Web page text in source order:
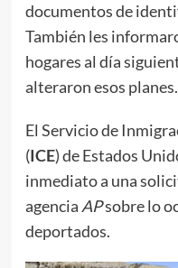
documentos de
También les
hogares al día
alteraron esos planes.
El Servicio de
(ICE) de Estados
inmediato a una
agenciaAPsobre lo
deportados.